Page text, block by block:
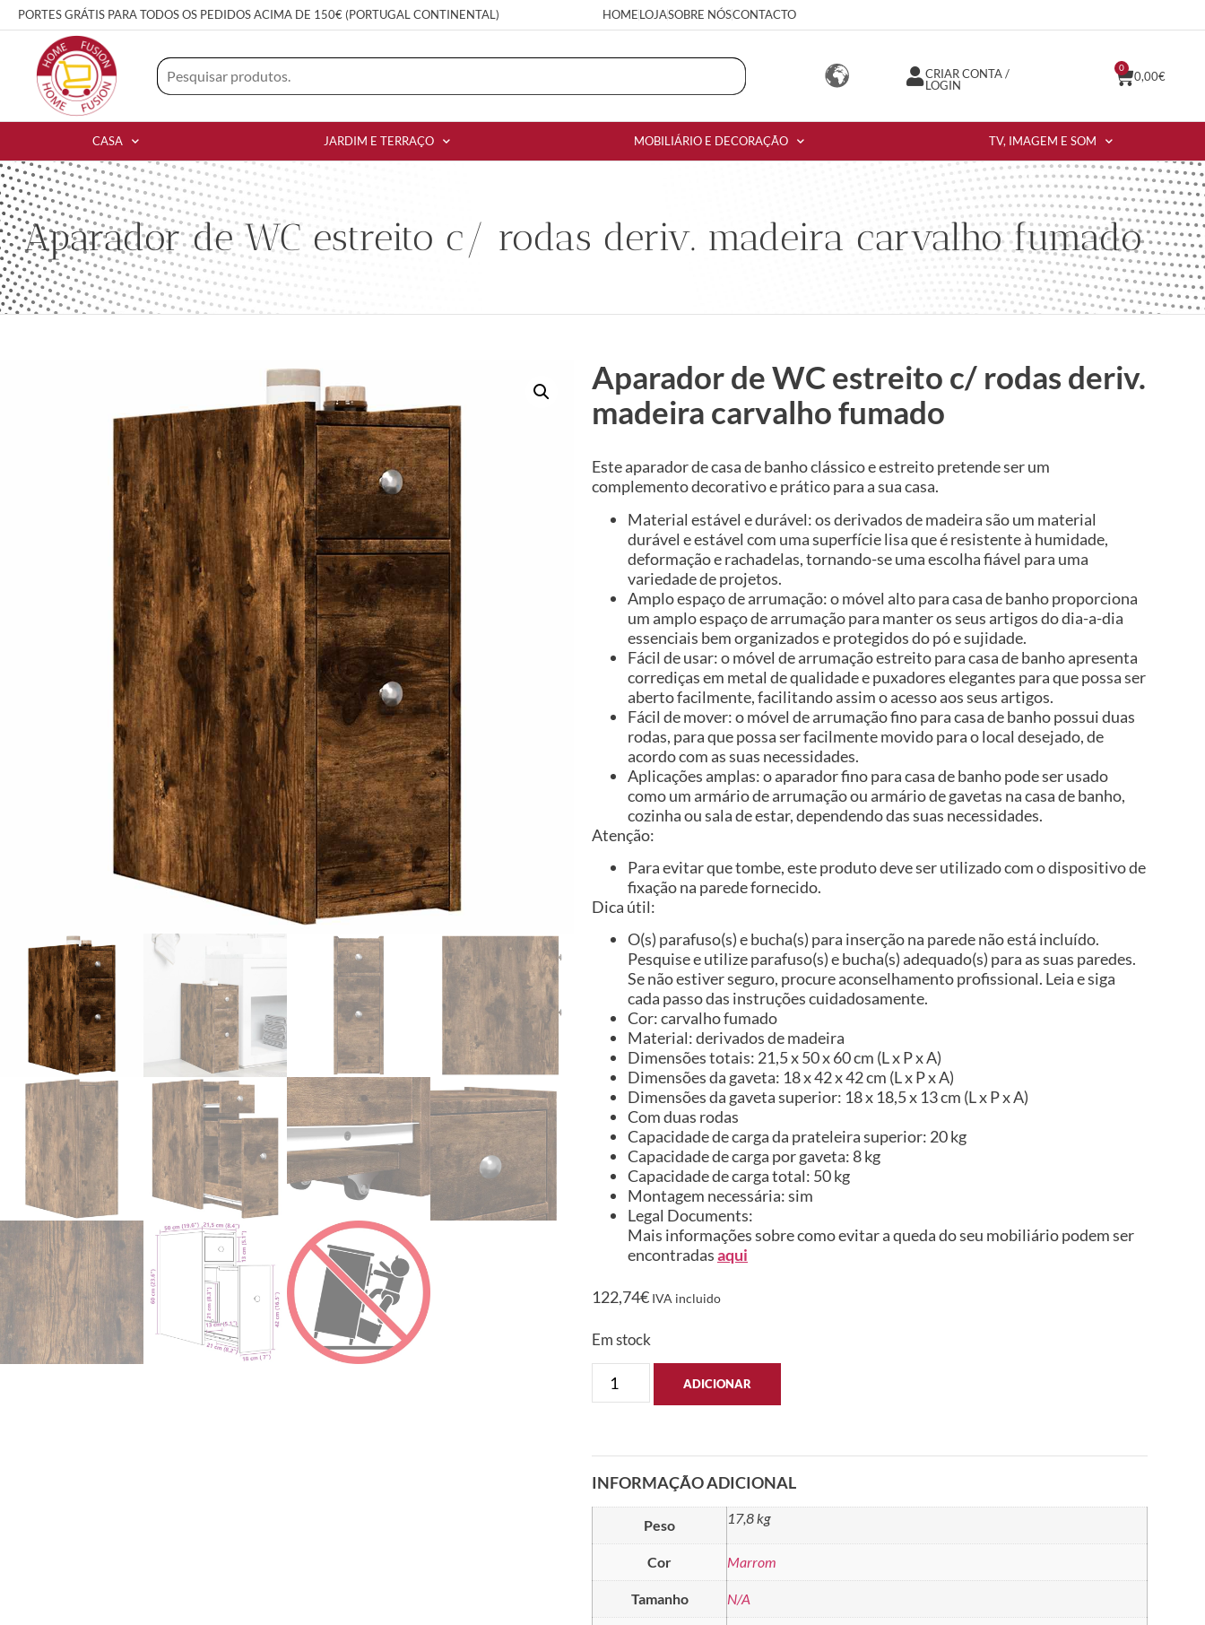
PORTES GRÁTIS PARA TODOS OS PEDIDOS ACIMA DE 150€ (PORTUGAL CONTINENTAL) HOMELOJASOBRE NÓSCONTACTO
CRIAR CONTA /
LOGIN
0,00€
0
CASA JARDIM E TERRAÇO MOBILIÁRIO E DECORAÇÃO TV, IMAGEM E SOM
Aparador de WC estreito c/ rodas deriv. madeira carvalho fumado
Aparador de WC estreito c/ rodas deriv.
madeira carvalho fumado
Este aparador de casa de banho clássico e estreito pretende ser um
complemento decorativo e prático para a sua casa.
Material estável e durável: os derivados de madeira são um material
durável e estável com uma superfície lisa que é resistente à humidade,
deformação e rachadelas, tornando-se uma escolha fiável para uma
variedade de projetos.
Amplo espaço de arrumação: o móvel alto para casa de banho proporciona
um amplo espaço de arrumação para manter os seus artigos do dia-a-dia
essenciais bem organizados e protegidos do pó e sujidade.
Fácil de usar: o móvel de arrumação estreito para casa de banho apresenta
corrediças em metal de qualidade e puxadores elegantes para que possa ser
aberto facilmente, facilitando assim o acesso aos seus artigos.
Fácil de mover: o móvel de arrumação fino para casa de banho possui duas
rodas, para que possa ser facilmente movido para o local desejado, de
acordo com as suas necessidades.
Aplicações amplas: o aparador fino para casa de banho pode ser usado
como um armário de arrumação ou armário de gavetas na casa de banho,
cozinha ou sala de estar, dependendo das suas necessidades.
Atenção:
Para evitar que tombe, este produto deve ser utilizado com o dispositivo de
fixação na parede fornecido.
Dica útil:
O(s) parafuso(s) e bucha(s) para inserção na parede não está incluído.
Pesquise e utilize parafuso(s) e bucha(s) adequado(s) para as suas paredes.
Se não estiver seguro, procure aconselhamento profissional. Leia e siga
cada passo das instruções cuidadosamente.
Cor: carvalho fumado
Material: derivados de madeira
Dimensões totais: 21,5 x 50 x 60 cm (L x P x A)
Dimensões da gaveta: 18 x 42 x 42 cm (L x P x A)
Dimensões da gaveta superior: 18 x 18,5 x 13 cm (L x P x A)
Com duas rodas
Capacidade de carga da prateleira superior: 20 kg
Capacidade de carga por gaveta: 8 kg
Capacidade de carga total: 50 kg
Montagem necessária: sim
Legal Documents:
Mais informações sobre como evitar a queda do seu mobiliário podem ser
encontradasaqui
122,74€ IVA incluido
Em stock
ADICIONAR
INFORMAÇÃO ADICIONAL
Peso 17,8 kg
Cor Marrom
Tamanho N/A